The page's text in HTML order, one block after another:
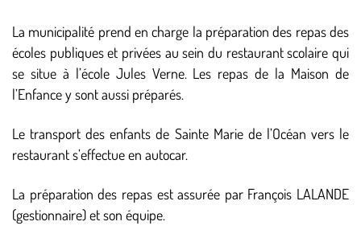
La municipalité prend en charge la préparation des repas des
écoles publiques et privées au sein du restaurant scolaire qui
se situe à l’école Jules Verne. Les repas de la Maison de
l’Enfance y sont aussi préparés.
Le transport des enfants de Sainte Marie de l’Océan vers le
restaurant s’effectue en autocar.
La préparation des repas est assurée par François LALANDE
(gestionnaire) et son équipe.